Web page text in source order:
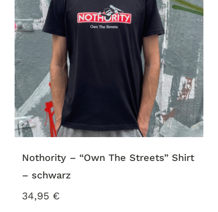
Nothority – “Own The Streets” Shirt
– schwarz
34,95 €